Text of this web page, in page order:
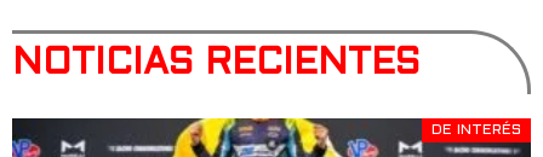
NOTICIAS RECIENTES
DE INTERÉS